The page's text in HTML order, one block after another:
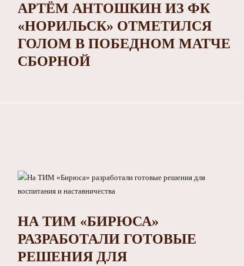
АРТЁМ АНТОШКИН ИЗ ФК
«НОРИЛЬСК» ОТМЕТИЛСЯ
ГОЛОМ В ПОБЕДНОМ МАТЧЕ
СБОРНОЙ
НА ТИМ «БИРЮСА»
РАЗРАБОТАЛИ ГОТОВЫЕ
РЕШЕНИЯ ДЛЯ